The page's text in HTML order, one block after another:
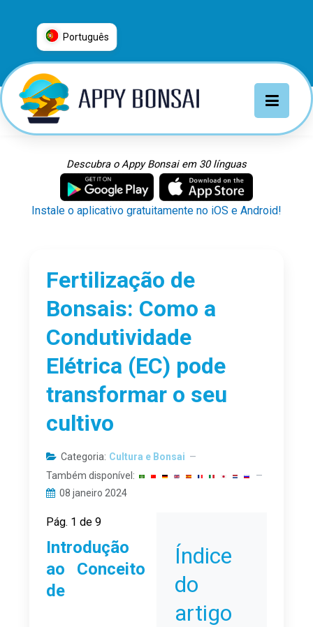
Português
العربية
普通话
Deutsch
Français
Italiano
日本語
Русский
Descubra o Appy Bonsai em 30 línguas
Instale o aplicativo gratuitamente no iOS e Android!
Fertilização de
Bonsais: Como a
Condutividade
Elétrica (EC) pode
transformar o seu
cultivo
Categoria: Cultura e Bonsai
Também disponível:
08 janeiro 2024
Índice
do
artigo
Pág. 1 de 9
Introdução
ao Conceito
de